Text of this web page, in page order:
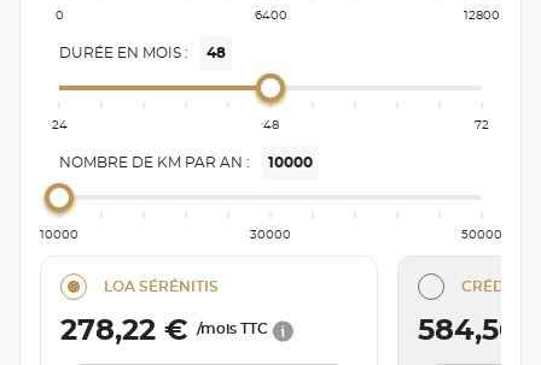
0 6400 12800
DURÉE EN MOIS : 48
24 48 72
NOMBRE DE KM PAR AN : 10000
10000 30000 50000
LOA SÉRÉNITIS
278,22 €/mois TTC
CRÉDIT
584,56